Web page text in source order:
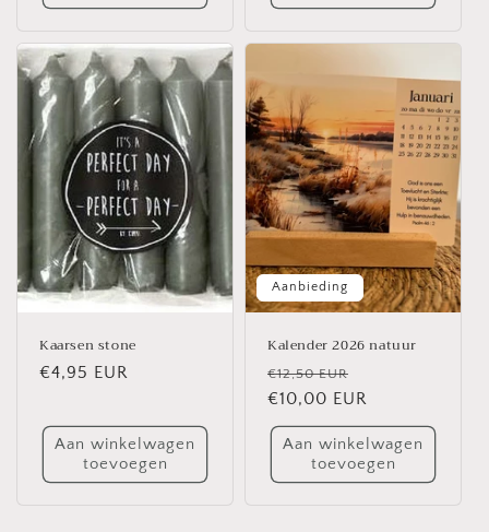
Kaarsen stone
Normale
€4,95 EUR
Aan winkelwagen
toevoegen
Aanbieding
Kalender 2026 natuur
Normale
prijs
€12,50 EUR
€10,00 EUR
Aan winkelwagen
toevoegen